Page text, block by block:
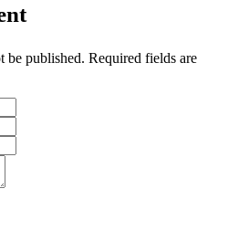
be published. Required fields are